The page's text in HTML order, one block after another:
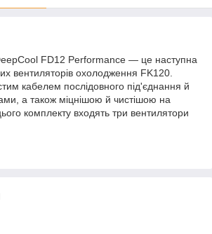
FD12 Performance — це наступна
вентиляторів охолодження FK120.
кабелем послідовного під'єднання й
а також міцнішою й чистішою на
комплекту входять три вентилятори